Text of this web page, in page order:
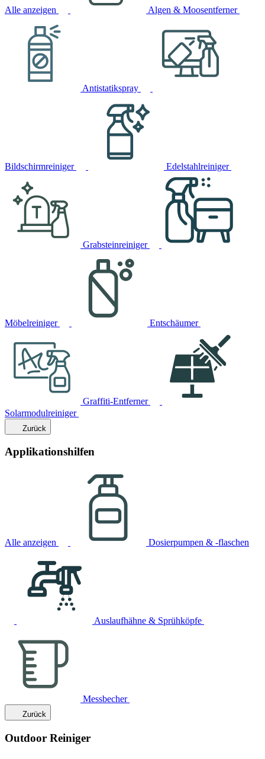
Alle anzeigen Algen & Moosentferner
Antistatikspray
Bildschirmreiniger Edelstahlreiniger
Grabsteinreiniger
Möbelreiniger Entschäumer
Graffiti-Entferner
Solarmodulreiniger
Zurück
Applikationshilfen
Alle anzeigen Dosierpumpen & -flaschen
Auslaufhähne & Sprühköpfe
Messbecher
Zurück
Outdoor Reiniger